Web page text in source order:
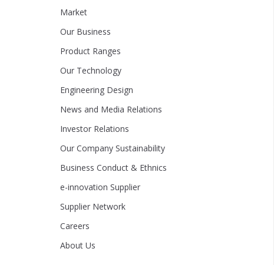
Market
Our Business
Product Ranges
Our Technology
Engineering Design
News and Media Relations
Investor Relations
Our Company Sustainability
Business Conduct & Ethnics
e-innovation Supplier
Supplier Network
Careers
About Us